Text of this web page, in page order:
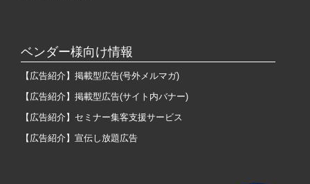
ベンダー様向け情報
【広告紹介】掲載型広告(号外メルマガ)
【広告紹介】掲載型広告(サイト内バナー)
【広告紹介】セミナー集客支援サービス
【広告紹介】宣伝し放題広告